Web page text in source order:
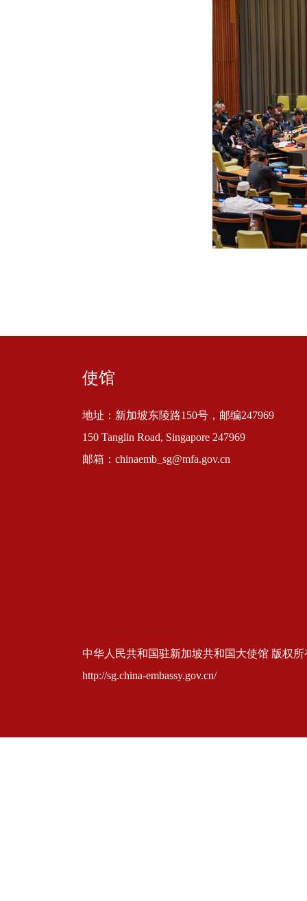
使馆
地址：新加坡东陵路150号，邮编247969
150 Tanglin Road, Singapore 247969
邮箱：chinaemb_sg@mfa.gov.cn
中华人民共和国驻新加坡共和国大使馆 版权所
http://sg.china-embassy.gov.cn/